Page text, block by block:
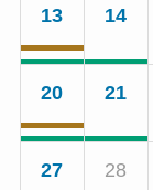
13 14
20 21
27 28